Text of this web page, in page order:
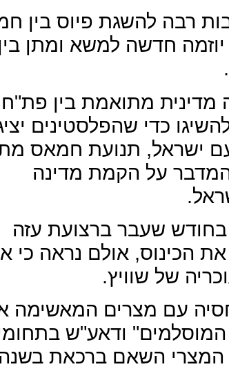
רבה להשגת פיוס בין
חדשה למשא ומתן
מתואמת בין פת"ח
כדי שהפלסטינים
ישראל, תנועת חמאס
על הקמת מדינה
בחודש שעבר ברצועת עזה
הכינוס, אולם נראה כי
של שוויץ.
עם מצרים המאשימה
ודאע"ש
המצרי השאם ברכאת בשנה